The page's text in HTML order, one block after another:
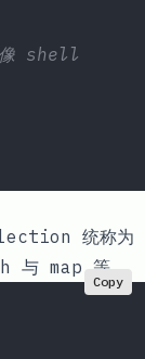
shell
统称为
与 map 等。
Copy